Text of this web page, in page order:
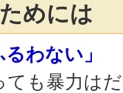
めには
わない」
も暴力は